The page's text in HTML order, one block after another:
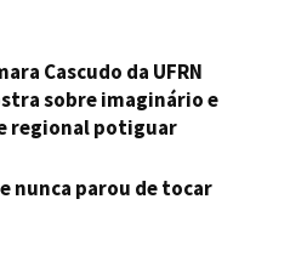
Cascudo da UFRN
sobre imaginário e
regional potiguar
nunca parou de tocar